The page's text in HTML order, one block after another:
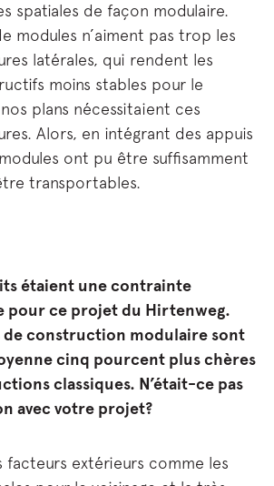
spatiales de façon modulaire.
modules n’aiment pas trop les
latérales, qui rendent les
moins stables pour le
plans nécessitaient ces
Alors, en intégrant des appuis
ont pu être suffisamment
transportables.
étaient une contrainte
pour ce projet du Hirtenweg.
de construction modulaire sont
cinq pourcent plus chères
classiques. N’était-ce pas
avec votre projet?
facteurs extérieurs comme les